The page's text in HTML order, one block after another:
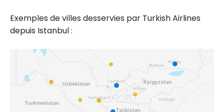
Exemples de villes desservies par Turkish Airlines
depuis Istanbul :